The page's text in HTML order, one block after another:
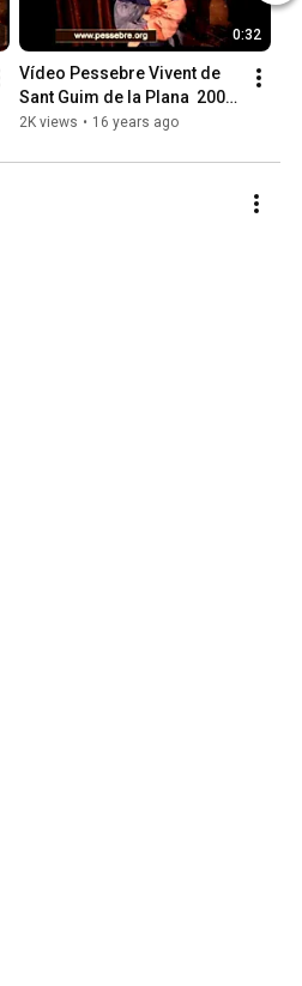
0:32
Vídeo Pessebre Vivent de
Sant Guim de la Plana  2009
- 2010
2K views • 16 years ago